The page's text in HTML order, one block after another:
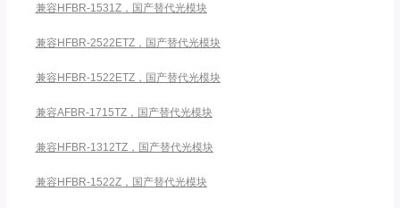
兼容HFBR-1531Z，国产替代光模块
兼容HFBR-2522ETZ，国产替代光模块
兼容HFBR-1522ETZ，国产替代光模块
兼容AFBR-1715TZ，国产替代光模块
兼容HFBR-1312TZ，国产替代光模块
兼容HFBR-1522Z，国产替代光模块